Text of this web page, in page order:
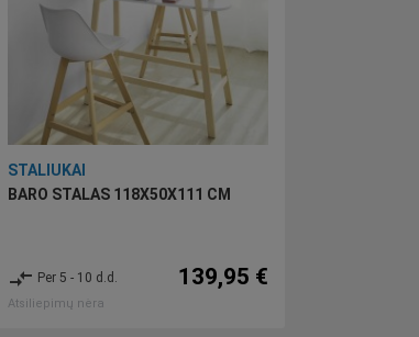
STALIUKAI
BARO STALAS 118X50X111 CM
compare_arrows Per 5 - 10 d.d.
Atsiliepimų nėra
139,95 €